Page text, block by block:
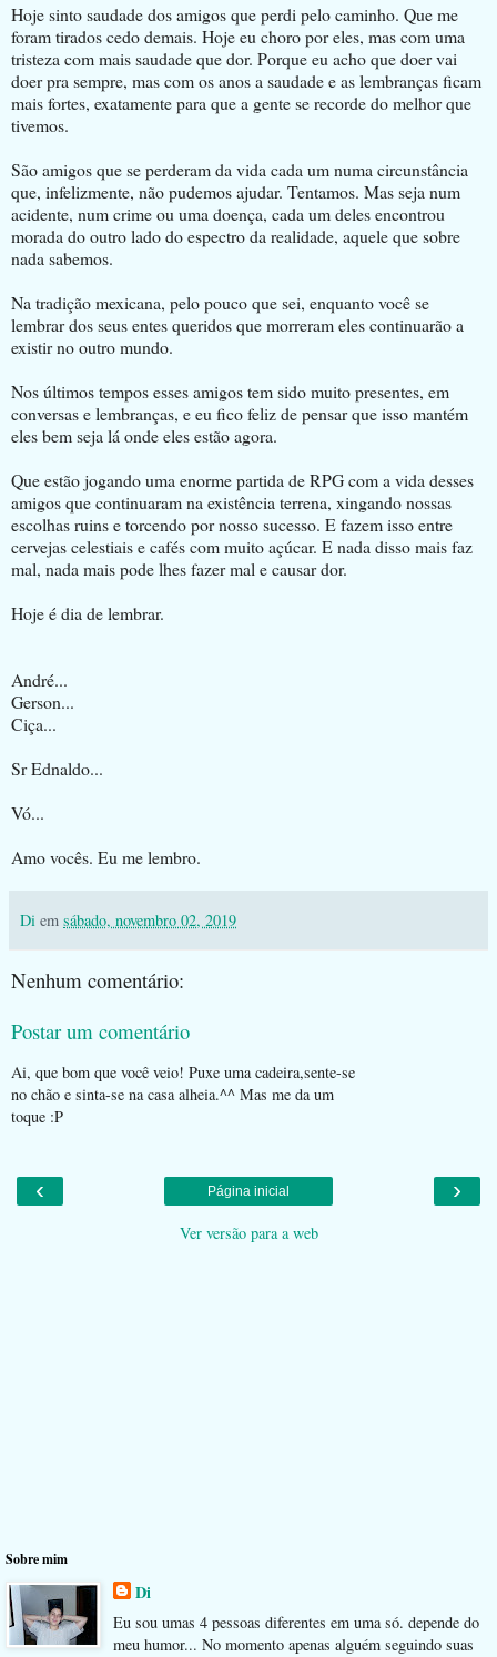
Hoje sinto saudade dos amigos que perdi pelo caminho. Que me
foram tirados cedo demais. Hoje eu choro por eles, mas com uma
tristeza com mais saudade que dor. Porque eu acho que doer vai
doer pra sempre, mas com os anos a saudade e as lembranças ficam
mais fortes, exatamente para que a gente se recorde do melhor que
tivemos.
São amigos que se perderam da vida cada um numa circunstância
que, infelizmente, não pudemos ajudar. Tentamos. Mas seja num
acidente, num crime ou uma doença, cada um deles encontrou
morada do outro lado do espectro da realidade, aquele que sobre
nada sabemos.
Na tradição mexicana, pelo pouco que sei, enquanto você se
lembrar dos seus entes queridos que morreram eles continuarão a
existir no outro mundo.
Nos últimos tempos esses amigos tem sido muito presentes, em
conversas e lembranças, e eu fico feliz de pensar que isso mantém
eles bem seja lá onde eles estão agora.
Que estão jogando uma enorme partida de RPG com a vida desses
amigos que continuaram na existência terrena, xingando nossas
escolhas ruins e torcendo por nosso sucesso. E fazem isso entre
cervejas celestiais e cafés com muito açúcar. E nada disso mais faz
mal, nada mais pode lhes fazer mal e causar dor.
Hoje é dia de lembrar.
André...
Gerson...
Ciça...
Sr Ednaldo...
Vó...
Amo vocês. Eu me lembro.
Di em sábado, novembro 02, 2019
Nenhum comentário:
Postar um comentário
Ai, que bom que você veio! Puxe uma cadeira,sente-se
no chão e sinta-se na casa alheia.^^ Mas me da um
toque :P
‹ ›
Página inicial
Ver versão para a web
Sobre mim
Di
Eu sou umas 4 pessoas diferentes em uma só. depende do
meu humor... No momento apenas alguém seguindo suas